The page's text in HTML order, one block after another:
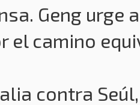
Geng urge
el camino
contra